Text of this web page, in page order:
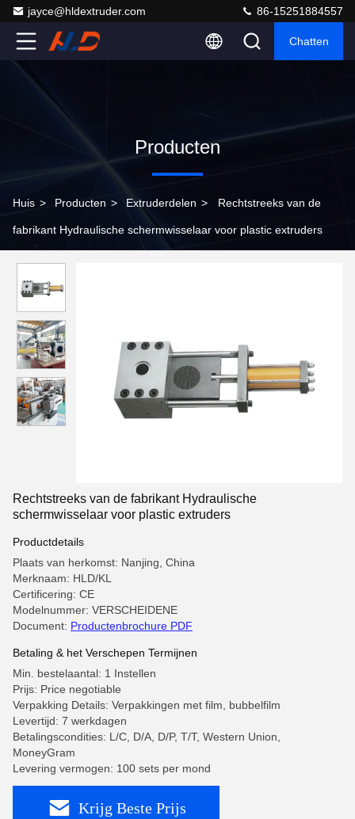
jayce@hldextruder.com 86-15251884557
Chatten
Producten
Huis > Producten > Extruderdelen > Rechtstreeks van de
fabrikant Hydraulische schermwisselaar voor plastic extruders
Rechtstreeks van de fabrikant Hydraulische
schermwisselaar voor plastic extruders
Productdetails
Plaats van herkomst: Nanjing, China
Merknaam: HLD/KL
Certificering: CE
Modelnummer: VERSCHEIDENE
Document: Productenbrochure PDF
Betaling & het Verschepen Termijnen
Min. bestelaantal: 1 Instellen
Prijs: Price negotiable
Verpakking Details: Verpakkingen met film, bubbelfilm
Levertijd: 7 werkdagen
Betalingscondities: L/C, D/A, D/P, T/T, Western Union,
MoneyGram
Levering vermogen: 100 sets per mond
Krijg Beste Prijs